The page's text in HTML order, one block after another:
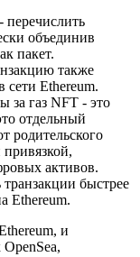
перечислить
объединив
пакет.
также
сети Ethereum.
за газ NFT - это
отдельный
родительского
активов.
быстрее
Ethereum.
и